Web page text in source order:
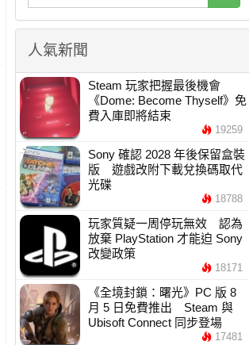
人氣新聞
Steam 玩家把握最後機會
《Dome: Become Thyself》免
費入庫即將結束
19259
Sony 確認 2028 年後保留盒裝
版 遊戲改附下載兌換碼取代
光碟
18788
玩家質疑一周停玩無效 認為
放棄 PlayStation 才能迫 Sony
改變政策
18171
《全境封鎖：曙光》PC 版 8
月 5 日免費推出 Steam 與
Ubisoft Connect 同步登場
17481